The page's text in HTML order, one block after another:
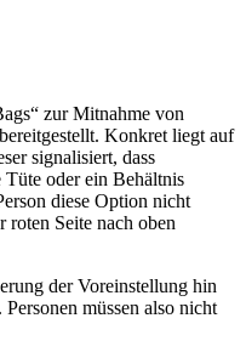
zur Mitnahme von
Konkret liegt auf
signalisiert, dass
Tüte oder ein Behältnis
diese Option nicht
roten Seite nach oben
der Voreinstellung hin
müssen also nicht